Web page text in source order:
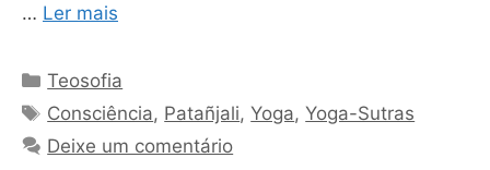
… Ler mais
Categorias
Teosofia
Tags
Consciência, Patañjali,Yoga,Yoga-Sutras
Deixe um comentário